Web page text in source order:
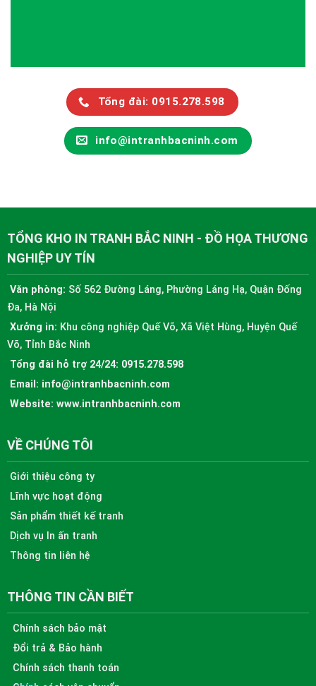
Tổng đài: 0915.278.598
info@intranhbacninh.com
TỔNG KHO IN TRANH BẮC NINH - ĐỒ HỌA THƯƠNG
NGHIỆP UY TÍN
Văn phòng: Số 562 Đường Láng, Phường Láng Hạ, Quận Đống
Đa, Hà Nội
Xưởng in: Khu công nghiệp Quế Võ, Xã Việt Hùng, Huyện Quế
Võ, Tỉnh Bắc Ninh
Tổng đài hỗ trợ 24/24: 0915.278.598
Email: info@intranhbacninh.com
Website: www.intranhbacninh.com
VỀ CHÚNG TÔI
Giới thiệu công ty
Lĩnh vực hoạt động
Sản phẩm thiết kế tranh
Dịch vụ In ấn tranh
Thông tin liên hệ
THÔNG TIN CẦN BIẾT
Chính sách bảo mật
Đổi trả & Bảo hành
Chính sách thanh toán